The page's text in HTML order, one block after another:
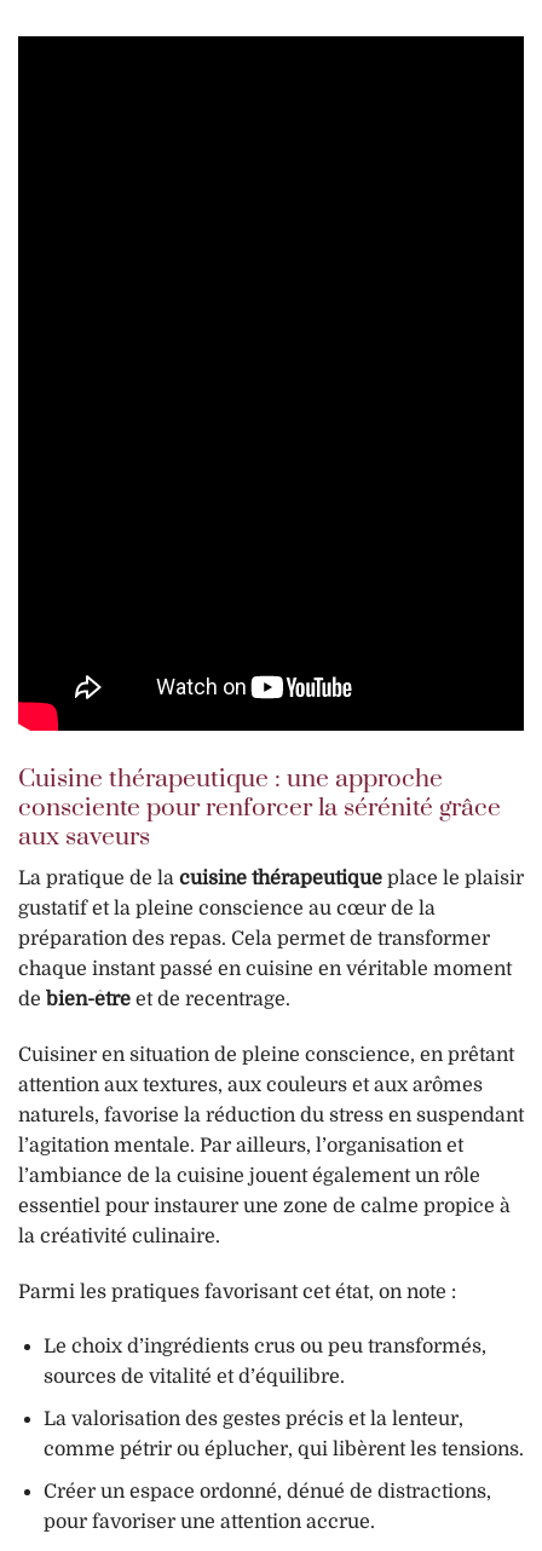
Cuisine thérapeutique : une approche
consciente pour renforcer la sérénité grâce
aux saveurs
La pratique de la cuisine thérapeutique place le plaisir
gustatif et la pleine conscience au cœur de la
préparation des repas. Cela permet de transformer
chaque instant passé en cuisine en véritable moment
de bien-être et de recentrage.
Cuisiner en situation de pleine conscience, en prêtant
attention aux textures, aux couleurs et aux arômes
naturels, favorise la réduction du stress en suspendant
l’agitation mentale. Par ailleurs, l’organisation et
l’ambiance de la cuisine jouent également un rôle
essentiel pour instaurer une zone de calme propice à
la créativité culinaire.
Parmi les pratiques favorisant cet état, on note :
Le choix d’ingrédients crus ou peu transformés,
sources de vitalité et d’équilibre.
La valorisation des gestes précis et la lenteur,
comme pétrir ou éplucher, qui libèrent les tensions.
Créer un espace ordonné, dénué de distractions,
pour favoriser une attention accrue.